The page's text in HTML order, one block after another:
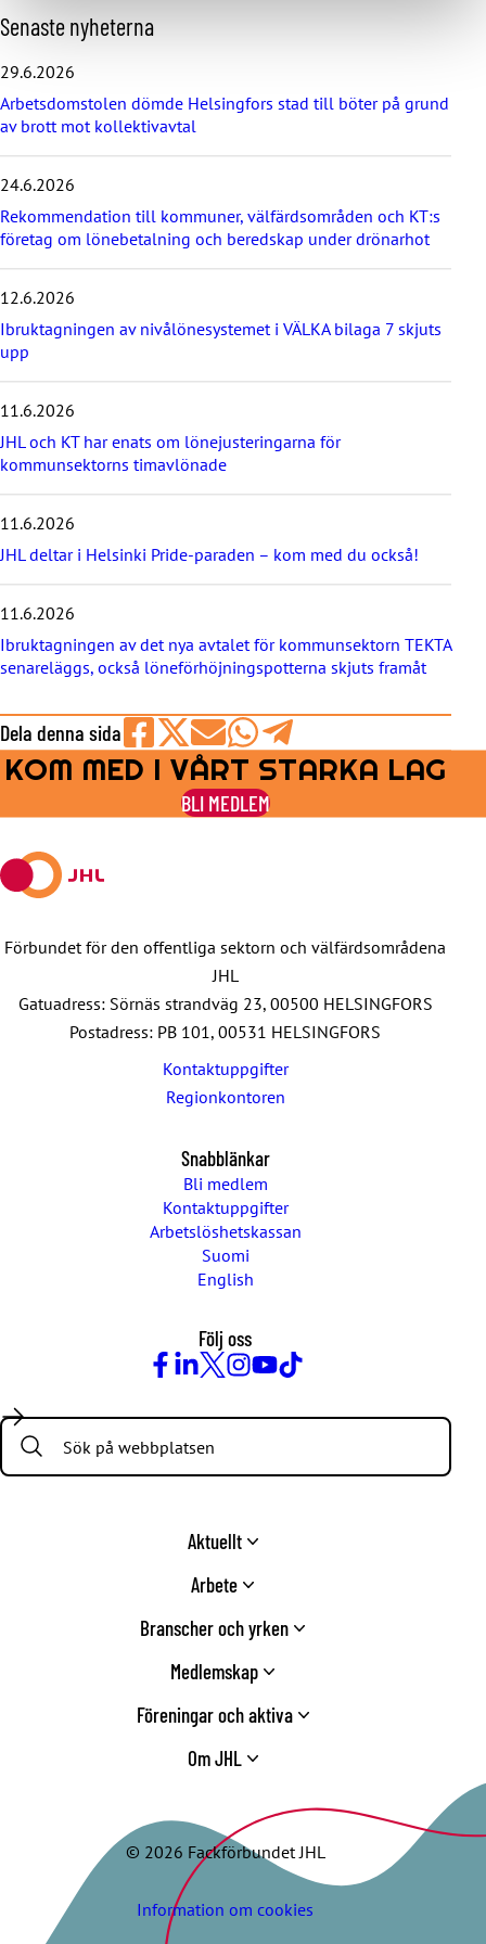
H
o
p
p
a
ö
v
r
d
e
n
a
s
e
n
y
h
e
t
e
n
a
Senaste nyheterna
29.6.2026
Arbetsdomstolen dömde Helsingfors stad till böter på grund
av brott mot kollektivavtal
24.6.2026
Rekommendation till kommuner, välfärdsområden och KT:s
företag om lönebetalning och beredskap under drönarhot
12.6.2026
Ibruktagningen av nivålönesystemet i VÄLKA bilaga 7 skjuts
upp
11.6.2026
JHL och KT har enats om lönejusteringarna för
kommunsektorns timavlönade
11.6.2026
JHL deltar i Helsinki Pride-paraden – kom med du också!
11.6.2026
Ibruktagningen av det nya avtalet för kommunsektorn TEKTA
senareläggs, också löneförhöjningspotterna skjuts framåt
Dela denna sida
Share
on
Facebook
Share
on
Share
by
E-
Share
on
WhatsApp
Share
on
Telegram
KOM MED I VÅRT STARKA LAG
BLI MEDLEM
Förbundet för den offentliga sektorn och välfärdsområdena
JHL
Gatuadress: Sörnäs strandväg 23, 00500 HELSINGFORS
Postadress: PB 101, 00531 HELSINGFORS
Kontaktuppgifter
Regionkontoren
Snabblänkar
Bli medlem
Kontaktuppgifter
Arbetslöshetskassan
Suomi
English
Följ oss
Search:
Aktuellt
Arbete
Branscher och yrken
Medlemskap
Föreningar och aktiva
Om JHL
© 2026 Fackförbundet JHL
Information om cookies